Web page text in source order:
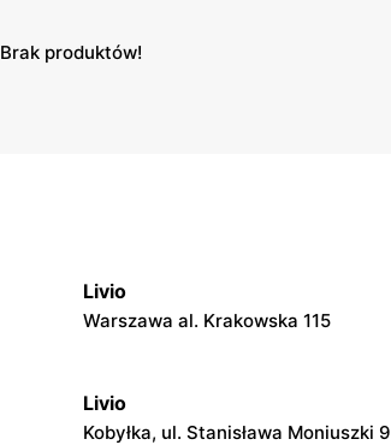
Brak produktów!
Livio
Warszawa al. Krakowska 115
Livio
Kobyłka, ul. Stanisława Moniuszki 9